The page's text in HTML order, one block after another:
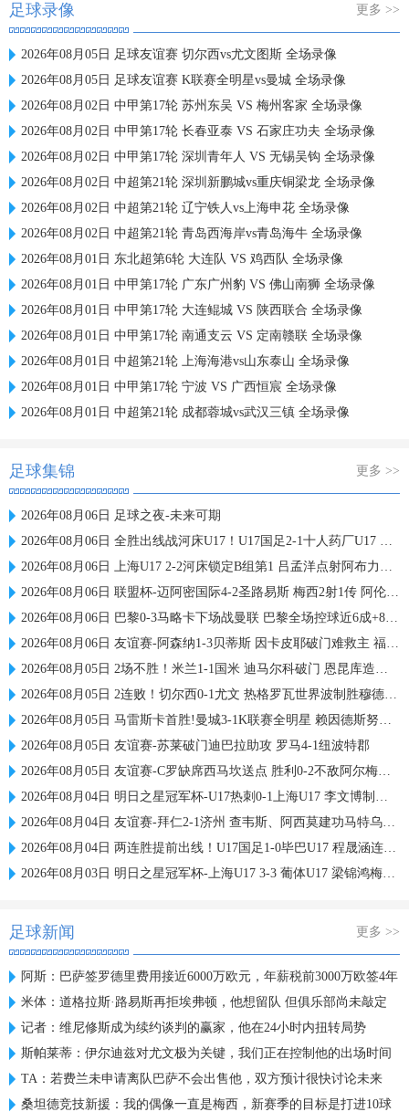
足球录像 更多 >>
2026年08月05日 足球友谊赛 切尔西vs尤文图斯 全场录像
2026年08月05日 足球友谊赛 K联赛全明星vs曼城 全场录像
2026年08月02日 中甲第17轮 苏州东吴 VS 梅州客家 全场录像
2026年08月02日 中甲第17轮 长春亚泰 VS 石家庄功夫 全场录像
2026年08月02日 中甲第17轮 深圳青年人 VS 无锡吴钩 全场录像
2026年08月02日 中超第21轮 深圳新鹏城vs重庆铜梁龙 全场录像
2026年08月02日 中超第21轮 辽宁铁人vs上海申花 全场录像
2026年08月02日 中超第21轮 青岛西海岸vs青岛海牛 全场录像
2026年08月01日 东北超第6轮 大连队 VS 鸡西队 全场录像
2026年08月01日 中甲第17轮 广东广州豹 VS 佛山南狮 全场录像
2026年08月01日 中甲第17轮 大连鲲城 VS 陕西联合 全场录像
2026年08月01日 中甲第17轮 南通支云 VS 定南赣联 全场录像
2026年08月01日 中超第21轮 上海海港vs山东泰山 全场录像
2026年08月01日 中甲第17轮 宁波 VS 广西恒宸 全场录像
2026年08月01日 中超第21轮 成都蓉城vs武汉三镇 全场录像
足球集锦 更多 >>
2026年08月06日 足球之夜-未来可期
2026年08月06日 全胜出线战河床U17！U17国足2-1十人药厂U17 赵松源登场1分钟传射
2026年08月06日 上海U17 2-2河床锁定B组第1 吕孟洋点射阿布力米破门 将战A组第2
2026年08月06日 联盟杯-迈阿密国际4-2圣路易斯 梅西2射1传 阿伦助攻戴帽
2026年08月06日 巴黎0-3马略卡下场战曼联 巴黎全场控球近6成+8射3正未果
2026年08月06日 友谊赛-阿森纳1-3贝蒂斯 因卡皮耶破门难救主 福纳尔斯1射2传
2026年08月05日 2场不胜！米兰1-1国米 迪马尔科破门 恩昆库造点+点射拉莫斯登场
2026年08月05日 2连败！切尔西0-1尤文 热格罗瓦世界波制胜穆德里克时隔614天复出
2026年08月05日 马雷斯卡首胜!曼城3-1K联赛全明星 赖因德斯努里破门塞梅尼奥助攻
2026年08月05日 友谊赛-苏莱破门迪巴拉助攻 罗马4-1纽波特郡
2026年08月05日 友谊赛-C罗缺席西马坎送点 胜利0-2不敌阿尔梅里亚
2026年08月04日 明日之星冠军杯-U17热刺0-1上海U17 李文博制胜球
2026年08月04日 友谊赛-拜仁2-1济州 查韦斯、阿西莫建功马特乌斯彩虹过人送助攻
2026年08月04日 两连胜提前出线！U17国足1-0毕巴U17 程晟涵连场破门赵松源中楣
2026年08月03日 明日之星冠军杯-上海U17 3-3 葡体U17 梁锦鸿梅开二度
足球新闻 更多 >>
阿斯：巴萨签罗德里费用接近6000万欧元，年薪税前3000万欧签4年
米体：道格拉斯·路易斯再拒埃弗顿，他想留队 但俱乐部尚未敲定
记者：维尼修斯成为续约谈判的赢家，他在24小时内扭转局势
斯帕莱蒂：伊尔迪兹对尤文极为关键，我们正在控制他的出场时间
TA：若费兰未申请离队巴萨不会出售他，双方预计很快讨论未来
桑坦德竞技新援：我的偶像一直是梅西，新赛季的目标是打进10球